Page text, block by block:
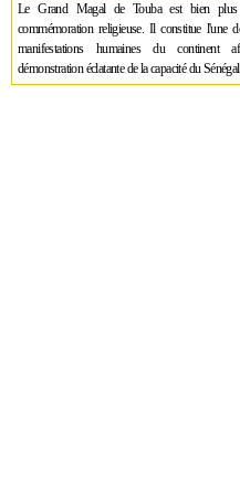
Le Grand Magal de Touba est bien plus
commémoration religieuse. Il constitue l'une
manifestations humaines du continent
démonstration éclatante de la capacité du Sénégal